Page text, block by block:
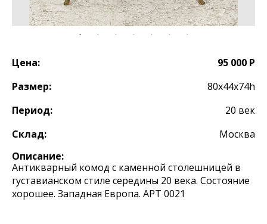
Цена:
95 000 Р
Размер:
80х44х74h
Период:
20 век
Склад:
Москва
Описание:
Антикварный комод с каменной столешницей в
густавианском стиле середины 20 века. Состояние
хорошее. Западная Европа. АРТ 0021